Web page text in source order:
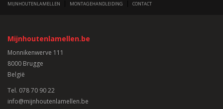
MIJNHOUTENLAMELLEN
MONTAGEHANDLEIDING CONTACT
Mijnhoutenlamellen.be
Monnikenwerve 111
8000 Brugge
België
Tel. 078 70 90 22
info@mijnhoutenlamellen.be